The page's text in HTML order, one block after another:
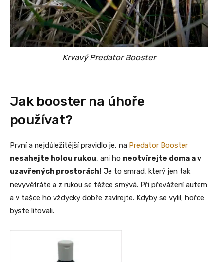
Krvavý Predator Booster
Jak booster na úhoře
používat?
První a nejdůležitější pravidlo je, na Predator Booster
nesahejte holou rukou, ani ho neotvírejte doma a v
uzavřených prostorách! Je to smrad, který jen tak
nevyvětráte a z rukou se těžce smývá. Při převážení autem
a v tašce ho vždycky dobře zavírejte. Kdyby se vylil, hořce
byste litovali.